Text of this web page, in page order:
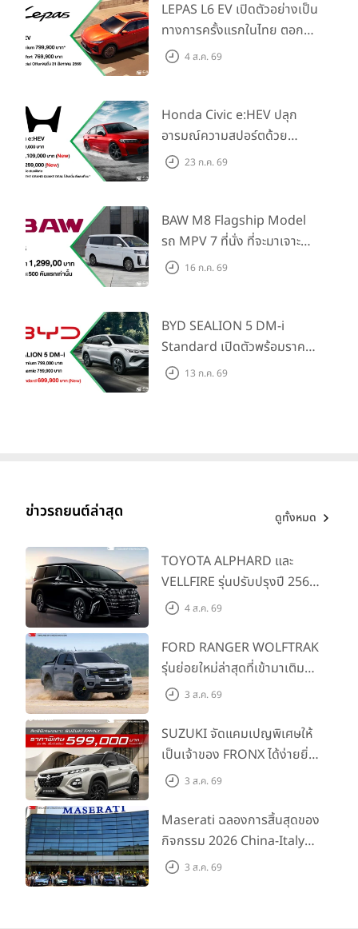
LEPAS L6 EV เปิดตัวอย่างเป็น
ทางการครั้งแรกในไทย ตอกย้ำ
วิสัยทัศน์ “Drive Your
4 ส.ค. 69
Honda Civic e:HEV ปลุก
อารมณ์ความสปอร์ตด้วย
Honda S+ Shift ครั้งแรกใน
Traffic Monitor เพียงจอง
ภายใน 31 ก.ค. 2569 รับบัตร
น้ำมันมูลค่า 10,000 บาท
23 ก.ค. 69
BAW M8 Flagship Model
รถ MPV 7 ที่นั่ง ที่จะมาเจาะ
ตลาดครอบครัวและองค์กรยุค
แรก)
16 ก.ค. 69
BYD SEALION 5 DM-i
Standard เปิดตัวพร้อมราคา
คาดการณ์ 699,900 บาท รุ่น
13 ก.ค. 69
ข่าวรถยนต์ล่าสุด ดูทั้งหมด
TOYOTA ALPHARD และ
VELLFIRE รุ่นปรับปรุงปี 2569
พร้อมรุ่นย่อยใหม่ HEV
4 ส.ค. 69
FORD RANGER WOLFTRAK
รุ่นย่อยใหม่ล่าสุดที่เข้ามาเติม
เต็มไลน์อัป พร้อมตอบโจทย์ทุก
พร้อมลุย ด้วยราคาพิเศษเริ่ม
ต้นที่ 9.49 แสนบาท
3 ส.ค. 69
SUZUKI จัดแคมเปญพิเศษให้
เป็นเจ้าของ FRONX ได้ง่ายยิ่ง
ขึ้นสำหรับรุ่น GL ราคาพิเศษ
200 คัน พร้อมข้อเสนอสุดคุ้ม
3 ส.ค. 69
Maserati ฉลองการสิ้นสุดของ
กิจกรรม 2026 China-Italy
Grand Tour ณ สำนักงาน
3 ส.ค. 69